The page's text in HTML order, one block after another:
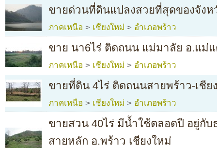
ขายด่วนที่ดินแปลงสวยที่สุดของจังห
ภาคเหนือ > เชียงใหม่ > อำเภอพร้าว
ขาย นา6ไร่ ติดถนน แม่มาลัย อ.แม่แ
ภาคเหนือ > เชียงใหม่ > อำเภอพร้าว
ขายที่ดิน 4ไร่ ติดถนนสายพร้าว-เชีย
ภาคเหนือ > เชียงใหม่ > อำเภอพร้าว
ขายสวน 40ไร่ มีน้ำใช้ตลอดปี อยู่กั
สายหลัก อ.พร้าว เชียงใหม่